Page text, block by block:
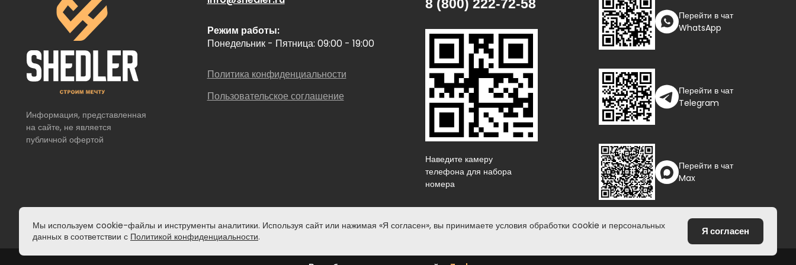
Информация, представленная
на сайте, не является
публичной офертой
Режим работы:
Понедельник - Пятница: 09:00 - 19:00
Политика конфиденциальности
Пользовательское соглашение
8 (800) 222-72-58
Наведите камеру
телефона для набора
номера
Перейти в чат
WhatsApp
Перейти в чат
Telegram
Перейти в чат
Max
Мы используем cookie-файлы и инструменты аналитики. Используя сайт или нажимая «Я согласен», вы принимаете условия обработки cookie и персональных
данных в соответствии с Политикой конфиденциальности. Я согласен